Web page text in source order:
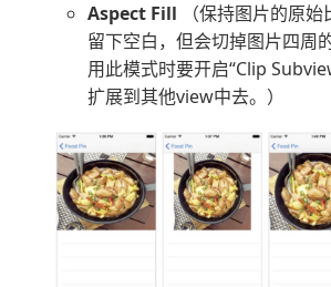
Aspect Fill （保持图片的原
留下空白，但会切掉图片四周
用此模式时要开启“Clip
扩展到其他view中去。）